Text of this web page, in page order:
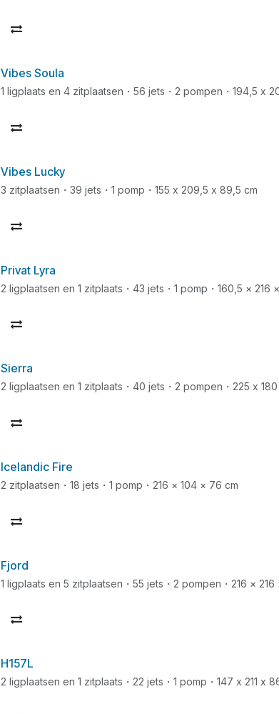
Vibes Soula
1 ligplaats en 4 zitplaatsen・56 jets・2 pompen・194,5 x
Vibes Lucky
3 zitplaatsen・39 jets・1 pomp・155 x 209,5 x 89,5 cm
Privat Lyra
2 ligplaatsen en 1 zitplaats・43 jets・1 pomp・160,5 × 216
Sierra
2 ligplaatsen en 1 zitplaats・40 jets・2 pompen・225 x
Icelandic Fire
2 zitplaatsen・18 jets・1 pomp・216 × 104 × 76 cm
Fjord
1 ligplaats en 5 zitplaatsen・55 jets・2 pompen・216 × 216
H157L
2 ligplaatsen en 1 zitplaats・22 jets・1 pomp・147 x 211 x